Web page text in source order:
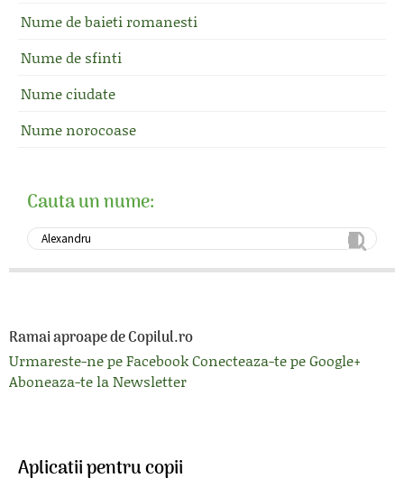
Nume de baieti romanesti
Nume de sfinti
Nume ciudate
Nume norocoase
Cauta un nume:
Ramai aproape de Copilul.ro
Urmareste-ne pe FacebookConecteaza-te pe Google+
Aboneaza-te la Newsletter
Aplicatii pentru copii